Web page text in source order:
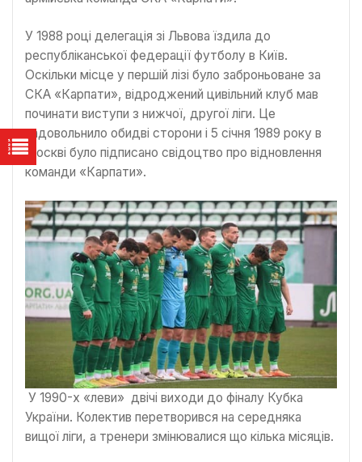
У 1988 році делегація зі Львова їздила до
республіканської федерації футболу в Київ.
Оскільки місце у першій лізі було заброньоване за
СКА «Карпати», відроджений цивільний клуб мав
починати виступи з нижчої, другої ліги. Це
задовольнило обидві сторони і 5 січня 1989 року в
Москві було підписано свідоцтво про відновлення
команди «Карпати».
У 1990-х «леви» двічі виходи до фіналу Кубка
України. Колектив перетворився на середняка
вищої ліги, а тренери змінювалися що кілька місяців.